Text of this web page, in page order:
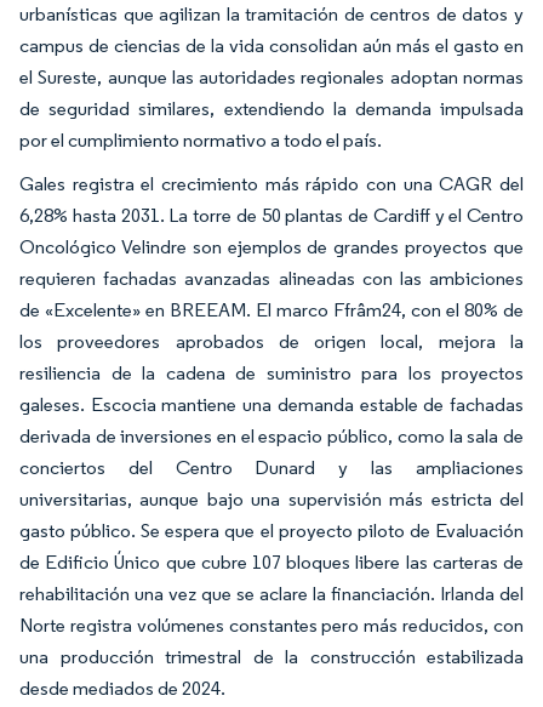
urbanísticas que agilizan la tramitación de centros de datos y
campus de ciencias de la vida consolidan aún más el gasto en
el Sureste, aunque las autoridades regionales adoptan normas
de seguridad similares, extendiendo la demanda impulsada
por el cumplimiento normativo a todo el país.
Gales registra el crecimiento más rápido con una CAGR del
6,28% hasta 2031. La torre de 50 plantas de Cardiff y el Centro
Oncológico Velindre son ejemplos de grandes proyectos que
requieren fachadas avanzadas alineadas con las ambiciones
de «Excelente» en BREEAM. El marco Ffrâm24, con el 80% de
los proveedores aprobados de origen local, mejora la
resiliencia de la cadena de suministro para los proyectos
galeses. Escocia mantiene una demanda estable de fachadas
derivada de inversiones en el espacio público, como la sala de
conciertos del Centro Dunard y las ampliaciones
universitarias, aunque bajo una supervisión más estricta del
gasto público. Se espera que el proyecto piloto de Evaluación
de Edificio Único que cubre 107 bloques libere las carteras de
rehabilitación una vez que se aclare la financiación. Irlanda del
Norte registra volúmenes constantes pero más reducidos, con
una producción trimestral de la construcción estabilizada
desde mediados de 2024.